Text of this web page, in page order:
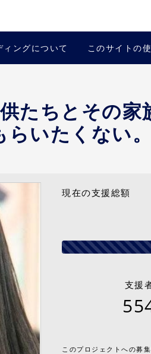
ィングについて このサイトの
たちとその
らいたくない。
現在の支援総額
支援
このプロジェクトへの募